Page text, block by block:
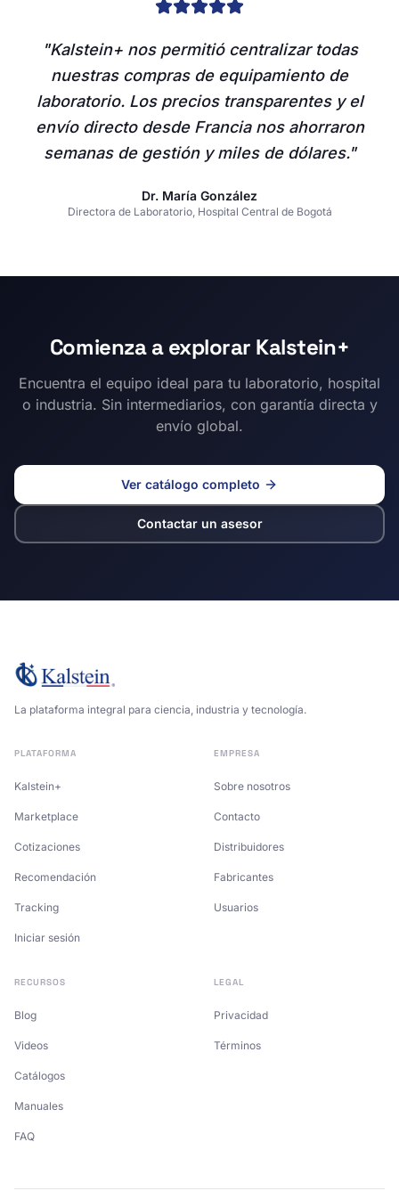
"Kalstein+ nos permitió centralizar todas
nuestras compras de equipamiento de
laboratorio. Los precios transparentes y el
envío directo desde Francia nos ahorraron
semanas de gestión y miles de dólares."
Dr. María González
Directora de Laboratorio, Hospital Central de Bogotá
Comienza a explorar Kalstein+
Encuentra el equipo ideal para tu laboratorio, hospital
o industria. Sin intermediarios, con garantía directa y
envío global.
Ver catálogo completo
Contactar un asesor
La plataforma integral para ciencia, industria y tecnología.
PLATAFORMA
Kalstein+
Marketplace
Cotizaciones
Recomendación
Tracking
Iniciar sesión
EMPRESA
Sobre nosotros
Contacto
Distribuidores
Fabricantes
Usuarios
RECURSOS
Blog
Videos
Catálogos
Manuales
FAQ
LEGAL
Privacidad
Términos